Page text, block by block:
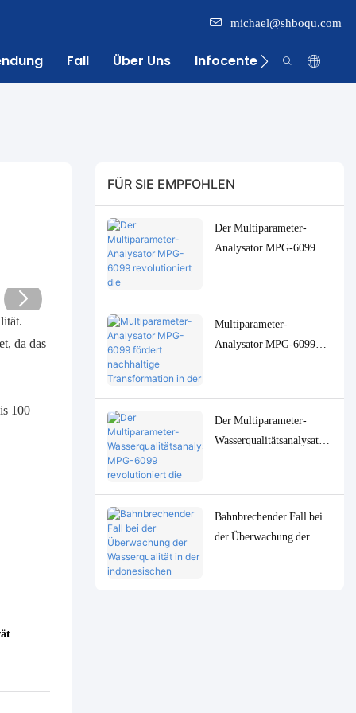
michael@shboqu.com
Fall Über Uns Infocenter Kontakt
da das
100
FÜR SIE EMPFOHLEN
Der Multiparameter-
Analysator MPG-6099
indonesischen
Palmölindustrie
Multiparameter-
Analysator MPG-6099
indonesischen
Zellstoffindustrie
Der Multiparameter-
Wasserqualitätsanalysator
Gasindustrie
Bahnbrechender Fall bei
der Überwachung der